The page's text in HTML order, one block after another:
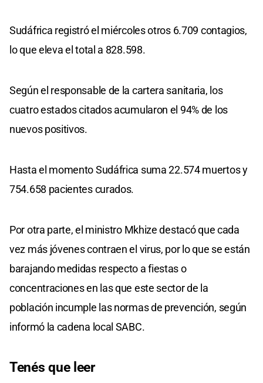
Sudáfrica registró el miércoles otros 6.709 contagios,
lo que eleva el total a 828.598.
Según el responsable de la cartera sanitaria, los
cuatro estados citados acumularon el 94% de los
nuevos positivos.
Hasta el momento Sudáfrica suma 22.574 muertos y
754.658 pacientes curados.
Por otra parte, el ministro Mkhize destacó que cada
vez más jóvenes contraen el virus, por lo que se están
barajando medidas respecto a fiestas o
concentraciones en las que este sector de la
población incumple las normas de prevención, según
informó la cadena local SABC.
Tenés que leer